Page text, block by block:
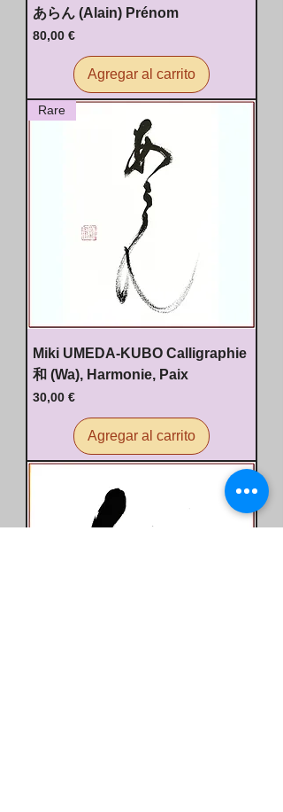
あらん (Alain) Prénom
Precio
80,00 €
Agregar al carrito
Rare
Miki UMEDA-KUBO Calligraphie
和 (Wa), Harmonie, Paix
Precio
30,00 €
Agregar al carrito